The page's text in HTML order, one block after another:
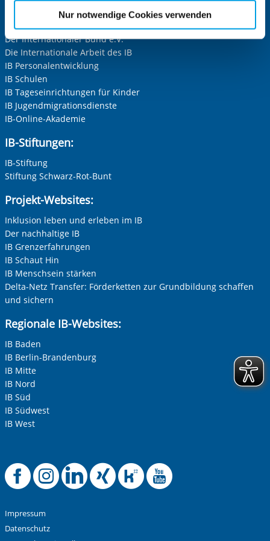
Cookies, die erforderlich zur Bereitstellung der von Ihnen
aufgerufenen und somit gewünschten Website-
Funktionen sind. Diese Cookies setzen wir aufgrund
berechtigter Interessen und daher unabhängig von einer
Einwilligung.
Nur notwendige Cookies verwenden
Zentrale IB-Websites:
Der Internationaler Bund e.V.
Die Internationale Arbeit des IB
IB Personalentwicklung
IB Schulen
IB Tageseinrichtungen für Kinder
IB Jugendmigrationsdienste
IB-Online-Akademie
IB-Stiftungen:
IB-Stiftung
Stiftung Schwarz-Rot-Bunt
Projekt-Websites:
Inklusion leben und erleben im IB
Der nachhaltige IB
IB Grenzerfahrungen
IB Schaut Hin
IB Menschsein stärken
Delta-Netz Transfer: Förderketten zur Grundbildung schaffen
und sichern
Regionale IB-Websites:
IB Baden
IB Berlin-Brandenburg
IB Mitte
IB Nord
IB Süd
IB Südwest
IB West
Offizielle
Offizielle
Offizielle
Offizielle
Offizielle
Impressum
Datenschutz